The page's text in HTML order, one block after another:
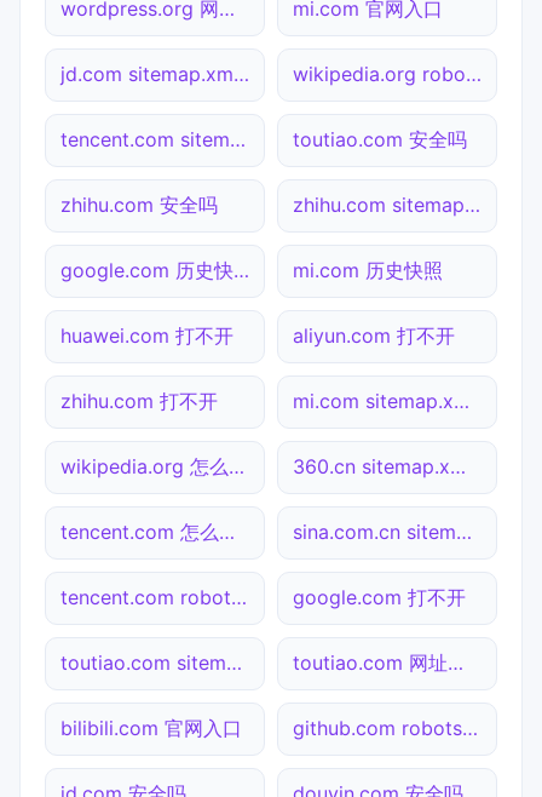
wordpress.org 网址查询 mi.com 官网入口
jd.com sitemap.xml检测 wikipedia.org robots.txt检测
tencent.com sitemap.xml检测 toutiao.com 安全吗
zhihu.com 安全吗 zhihu.com sitemap.xml检测
google.com 历史快照 mi.com 历史快照
huawei.com 打不开 aliyun.com 打不开
zhihu.com 打不开 mi.com sitemap.xml检测
wikipedia.org 怎么进入 360.cn sitemap.xml检测
tencent.com 怎么进入 sina.com.cn sitemap.xml检测
tencent.com robots.txt检测 google.com 打不开
toutiao.com sitemap.xml检测 toutiao.com 网址查询
bilibili.com 官网入口 github.com robots.txt检测